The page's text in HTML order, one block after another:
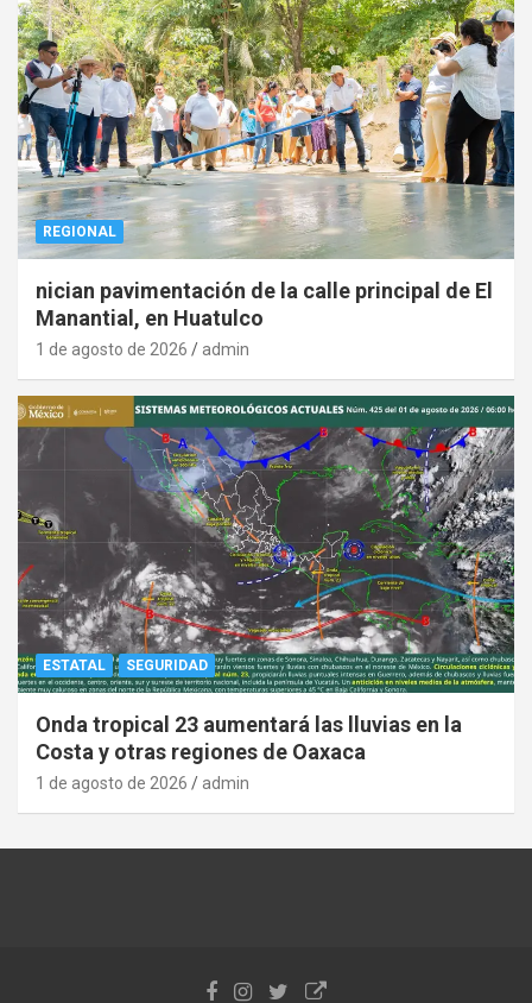
REGIONAL
nician pavimentación de la calle principal de El
Manantial, en Huatulco
1 de agosto de 2026 admin
ESTATAL SEGURIDAD
Onda tropical 23 aumentará las lluvias en la
Costa y otras regiones de Oaxaca
1 de agosto de 2026 admin